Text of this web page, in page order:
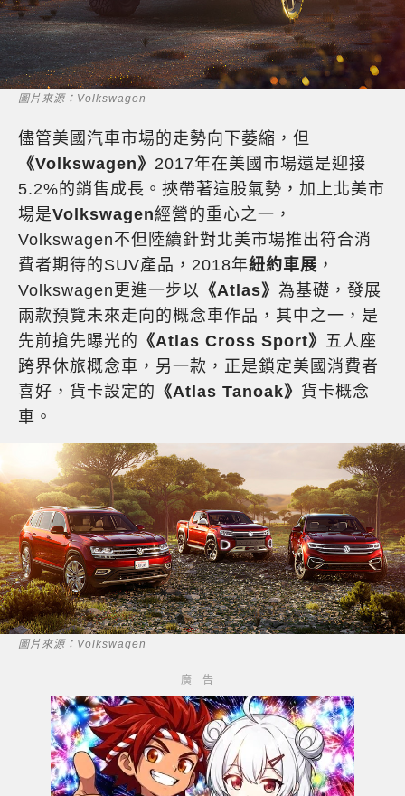
圖片來源：Volkswagen
儘管美國汽車市場的走勢向下萎縮，但
《Volkswagen》 2017年在美國市場還是迎接
5.2%的銷售成長。挾帶著這股氣勢，加上北美市
場是Volkswagen經營的重心之一，
Volkswagen不但陸續針對北美市場推出符合消
費者期待的SUV產品，2018年紐約車展 ，
Volkswagen更進一步以 《Atlas》 為基礎，發展
兩款預覽未來走向的概念車作品，其中之一，是
先前搶先曝光的 《Atlas Cross Sport》 五人座
跨界休旅概念車，另一款，正是鎖定美國消費者
喜好，貨卡設定的 《Atlas Tanoak》 貨卡概念
車。
圖片來源：Volkswagen